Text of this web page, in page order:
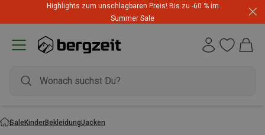
Highlights zum unschlagbaren Preis! Bis zu -60 % im
Summer Sale
SaleKinderBekleidungJacken